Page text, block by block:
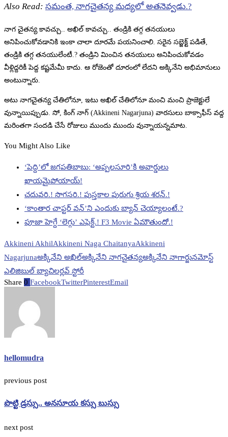
Also Read: సమంత, నాగచైతన్య మధ్యలో అతనెవ్వడు.?
నాగ చైతన్య కావచ్చు.. అఖిల్ కావచ్చు.. తండ్రికి తగ్గ తనయులు
అనిపించుకోవడానికి ఇంకా చాలా దూరమే పయనించాలి. సరైన సబ్జెక్ట్ పడితే,
తండ్రికి తగ్గ తనయులేంటీ.? తండ్రిని మించిన తనయులు అనిపించుకోవడం
వీళ్లిద్దరికీ పెద్ద కష్టమేమీ కాదు. ఆ రోజెంతో దూరంలో లేదని అక్కినేని అభిమానులు
అంటున్నారు.
అటు నాగచైతన్య చేతిలోనూ, ఇటు అఖిల్ చేతిలోనూ మంచి మంచి ప్రాజెక్టులే
వున్నాయిప్పుడు. సో, కింగ్ నాగ్ (Akkineni Nagarjuna) వారసులు బాక్సాఫీస్ వద్ద
మరింతగా సందడి చేసే రోజులు ముందు ముందు వున్నాయన్నమాట.
You Might Also Like
‘పెద్ది’లో జగపతిబాబు: ‘అప్పలసూరి’కి అవార్డులు
ఖాయమైపోయాయ్!
చదువరి.! సొగసరి.! పుస్తకాల పురుగు శ్రియ శరన్.!
‘కాంతార చాప్టర్ వన్’ని ఎందుకు బ్యాన్ చెయ్యాలంటే.?
పూజా హెగ్దే ‘లెగ్గు’ ఎఫెక్ట్.! F3 Movie ఏమౌతుందో.!
Akkineni AkhilAkkineni Naga ChaitanyaAkkineni
Nagarjunaఅక్కినేని అఖిల్అక్కినేని నాగచైతన్యఅక్కినేని నాగార్జునమోస్ట్
ఎలిజిబుల్ బ్యాచిలర్లవ్ స్టోరీ
Share 0 FacebookTwitterPinterestEmail
hellomudra
previous post
పొట్టి డ్రస్సు.. అనసూయ కస్సు బుస్సు
next post